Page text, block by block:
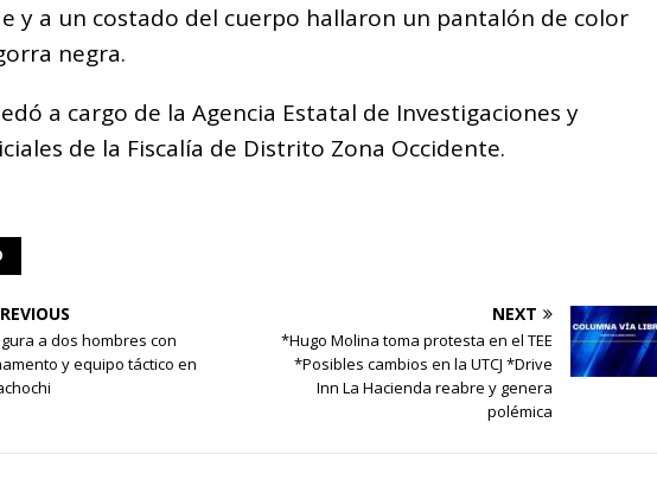
y a un costado del cuerpo hallaron un pantalón de color
negra.
a cargo de la Agencia Estatal de Investigaciones y
de la Fiscalía de Distrito Zona Occidente.
a dos hombres con
y equipo táctico en
NEXT
*Hugo Molina toma protesta en el TEE
*Posibles cambios en la UTCJ *Drive
Inn La Hacienda reabre y genera
polémica